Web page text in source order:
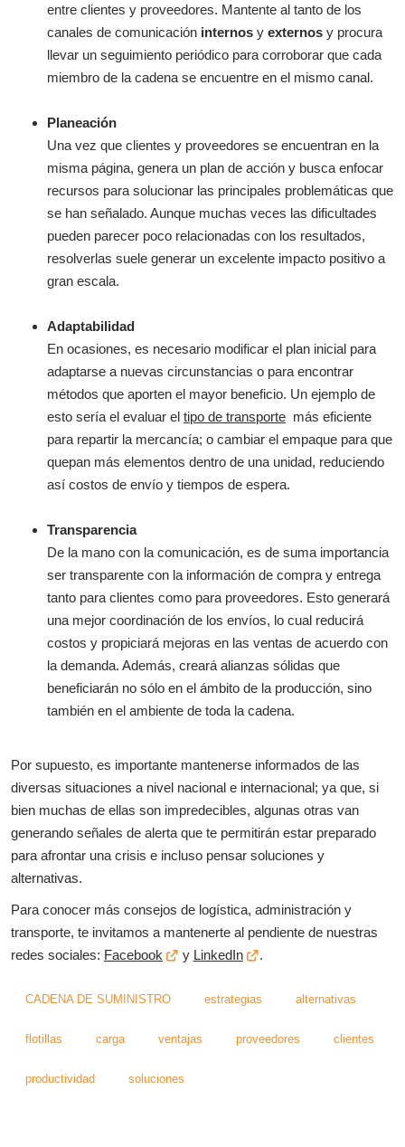
entre clientes y proveedores. Mantente al tanto de los
canales de comunicación internos y externos y procura
llevar un seguimiento periódico para corroborar que cada
miembro de la cadena se encuentre en el mismo canal.
Planeación
Una vez que clientes y proveedores se encuentran en la
misma página, genera un plan de acción y busca enfocar
recursos para solucionar las principales problemáticas que
se han señalado. Aunque muchas veces las dificultades
pueden parecer poco relacionadas con los resultados,
resolverlas suele generar un excelente impacto positivo a
gran escala.
Adaptabilidad
En ocasiones, es necesario modificar el plan inicial para
adaptarse a nuevas circunstancias o para encontrar
métodos que aporten el mayor beneficio. Un ejemplo de
esto sería el evaluar el tipo de transporte más eficiente
para repartir la mercancía; o cambiar el empaque para que
quepan más elementos dentro de una unidad, reduciendo
así costos de envío y tiempos de espera.
Transparencia
De la mano con la comunicación, es de suma importancia
ser transparente con la información de compra y entrega
tanto para clientes como para proveedores. Esto generará
una mejor coordinación de los envíos, lo cual reducirá
costos y propiciará mejoras en las ventas de acuerdo con
la demanda. Además, creará alianzas sólidas que
beneficiarán no sólo en el ámbito de la producción, sino
también en el ambiente de toda la cadena.
Por supuesto, es importante mantenerse informados de las
diversas situaciones a nivel nacional e internacional; ya que, si
bien muchas de ellas son impredecibles, algunas otras van
generando señales de alerta que te permitirán estar preparado
para afrontar una crisis e incluso pensar soluciones y
alternativas.
Para conocer más consejos de logística, administración y
transporte, te invitamos a mantenerte al pendiente de nuestras
redes sociales: Facebook y LinkedIn .
CADENA DE SUMINISTRO estrategias alternativas
flotillas carga ventajas proveedores clientes
productividad soluciones